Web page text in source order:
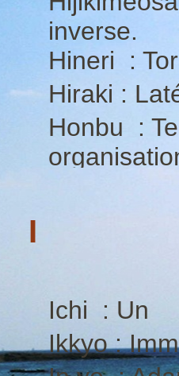
inverse.
Hineri :
Hiraki :
Honbu :
I
Ichi : Un
Ikkyo :